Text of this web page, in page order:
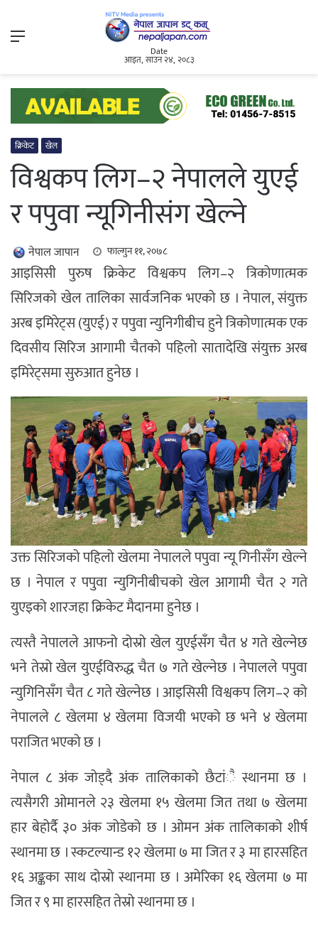
Menu
Date
आइत, साउन २४, २०८३
क्रिकेट खेल
विश्वकप लिग–२ नेपालले युएई
र पपुवा न्यूगिनीसंग खेल्ने
नेपाल जापान फाल्गुन ११, २०७८
आइसिसी पुरुष क्रिकेट विश्वकप लिग–२ त्रिकोणात्मक
सिरिजको खेल तालिका सार्वजनिक भएको छ । नेपाल, संयुक्त
अरब इमिरेट्स (युएई) र पपुवा न्युनिगीबीच हुने त्रिकोणात्मक एक
दिवसीय सिरिज आगामी चैतको पहिलो सातादेखि संयुक्त अरब
इमिरेट्समा सुरुआत हुनेछ ।
उक्त सिरिजको पहिलो खेलमा नेपालले पपुवा न्यू गिनीसँग खेल्ने
छ । नेपाल र पपुवा न्युगिनीबीचको खेल आगामी चैत २ गते
युएइको शारजहा क्रिकेट मैदानमा हुनेछ ।
त्यस्तै नेपालले आफनो दोस्रो खेल युएईसँग चैत ४ गते खेल्नेछ
भने तेस्रो खेल युएईविरुद्ध चैत ७ गते खेल्नेछ । नेपालले पपुवा
न्युगिनिसँग चैत ८ गते खेल्नेछ । आइसिसी विश्वकप लिग–२ को
नेपालले ८ खेलमा ४ खेलमा विजयी भएको छ भने ४ खेलमा
पराजित भएको छ ।
नेपाल ८ अंक जोड्दै अंक तालिकाको छैटांै स्थानमा छ ।
त्यसैगरी ओमानले २३ खेलमा १५ खेलमा जित तथा ७ खेलमा
हार बेहोर्दै ३० अंक जोडेको छ । ओमन अंक तालिकाको शीर्ष
स्थानमा छ । स्कटल्यान्ड १२ खेलमा ७ मा जित र ३ मा हारसहित
१६ अङ्कका साथ दोस्रो स्थानमा छ । अमेरिका १६ खेलमा ७ मा
जित र ९ मा हारसहित तेस्रो स्थानमा छ ।